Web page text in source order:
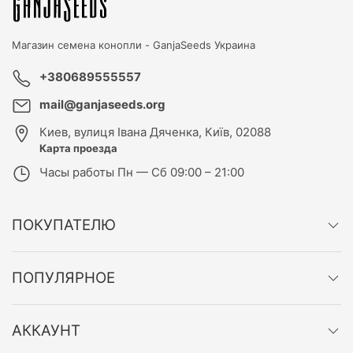
Магазин семена конопли - GanjaSeeds Украина
+380689555557
mail@ganjaseeds.org
Киев, вулиця Івана Дяченка, Київ, 02088
Карта проезда
Часы работы Пн — Сб 09:00 – 21:00
ПОКУПАТЕЛЮ
ПОПУЛЯРНОЕ
АККАУНТ